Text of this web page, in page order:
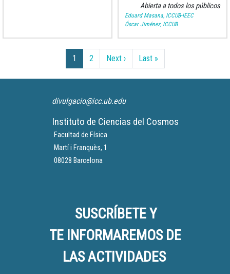
Abierta a todos los públicos
Eduard Masana, ICCUB-IEEC
Óscar Jiménez, ICCUB
1 2 Next ›Siguiente página
Last »Última página
divulgacio@icc.ub.edu
Instituto de Ciencias del Cosmos
Facultad de Física
Martí i Franquès, 1
08028 Barcelona
SUSCRÍBETE Y
TE INFORMAREMOS DE
LAS ACTIVIDADES